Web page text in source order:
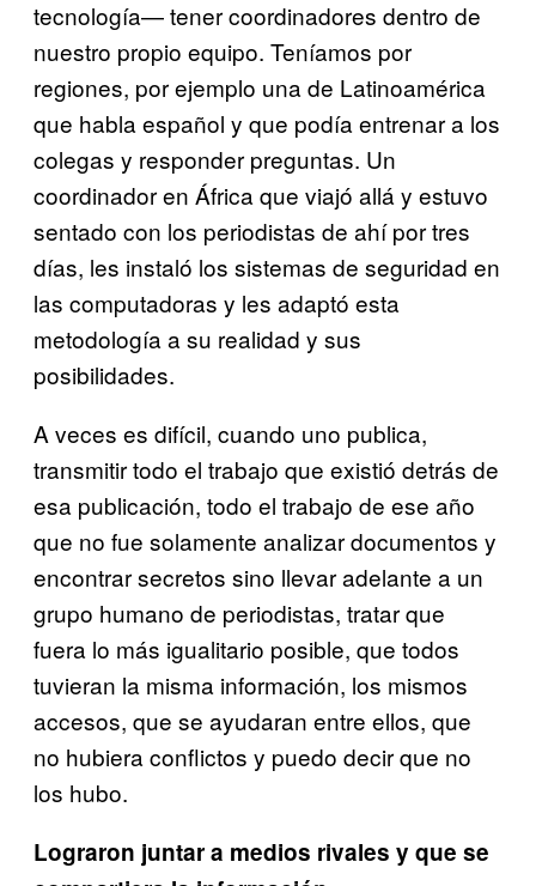
tecnología— tener coordinadores dentro de
nuestro propio equipo. Teníamos por
regiones, por ejemplo una de Latinoamérica
que habla español y que podía entrenar a los
colegas y responder preguntas. Un
coordinador en África que viajó allá y estuvo
sentado con los periodistas de ahí por tres
días, les instaló los sistemas de seguridad en
las computadoras y les adaptó esta
metodología a su realidad y sus
posibilidades.
A veces es difícil, cuando uno publica,
transmitir todo el trabajo que existió detrás de
esa publicación, todo el trabajo de ese año
que no fue solamente analizar documentos y
encontrar secretos sino llevar adelante a un
grupo humano de periodistas, tratar que
fuera lo más igualitario posible, que todos
tuvieran la misma información, los mismos
accesos, que se ayudaran entre ellos, que
no hubiera conflictos y puedo decir que no
los hubo.
Lograron juntar a medios rivales y que se